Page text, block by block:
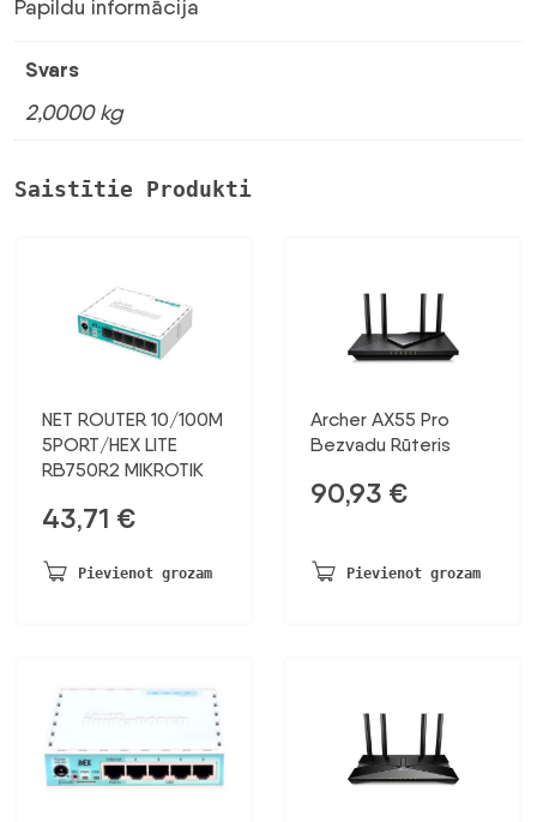
Papildu informācija
Svars
2,0000 kg
Saistītie Produkti
NET ROUTER 10/100M
5PORT/HEX LITE
RB750R2 MIKROTIK
43,71 €
Pievienot grozam
Archer AX55 Pro
Bezvadu Rūteris
90,93 €
Pievienot grozam